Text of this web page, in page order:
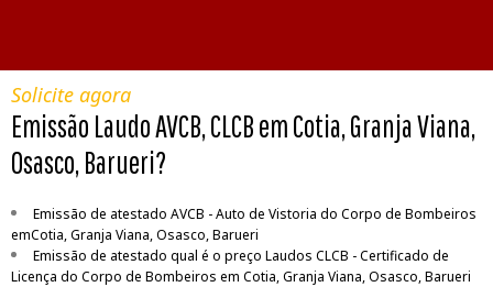
Solicite agora
Emissão Laudo AVCB, CLCB em Cotia, Granja Viana,
Osasco, Barueri?
Emissão de atestado AVCB - Auto de Vistoria do Corpo de Bombeiros
emCotia, Granja Viana, Osasco, Barueri
Emissão de atestado qual é o preço Laudos CLCB - Certificado de
Licença do Corpo de Bombeiros em Cotia, Granja Viana, Osasco, Barueri